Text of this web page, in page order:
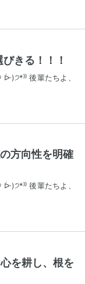
きる！！！
後輩たちよ、
方向性を明確
後輩たちよ、
を耕し、根を